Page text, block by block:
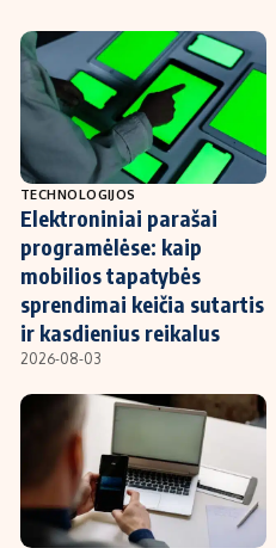
TECHNOLOGIJOS
Elektroniniai parašai
programėlėse: kaip
mobilios tapatybės
sprendimai keičia sutartis
ir kasdienius reikalus
2026-08-03